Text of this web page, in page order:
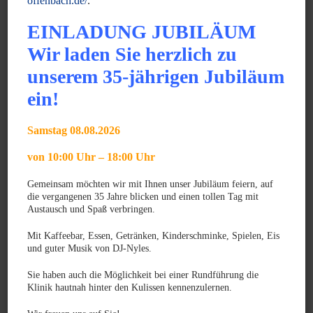
der Operation – eingeschränkt und es besteht das Risiko des
Verschluckens. Daher ist das Schwimmen in Gewässern zu
vermeiden.
Zur Entlastung sollten betroffene Tier ein Brustgeschirr (kein
Halsband) tragen und das Futter in einer höheren
Napfposition erhalten.
Weiterlesen
News
EINLADUNG JUBILÄUM
Wir laden Sie herzlich zu
unserem 35-jährigen Jubiläum
ein!
Samstag 08.08.2026
von 10:00 Uhr – 18:00 Uhr
Gemeinsam möchten wir mit Ihnen unser Jubiläum feiern, auf
die vergangenen 35 Jahre blicken und einen tollen Tag mit
Austausch und Spaß verbringen.
Mit Kaffeebar, Essen, Getränken, Kinderschminke, Spielen, Eis
und guter Musik von DJ-Nyles.
Sie haben auch die Möglichkeit bei einer Rundführung die
Klinik hautnah hinter den Kulissen kennenzulernen.